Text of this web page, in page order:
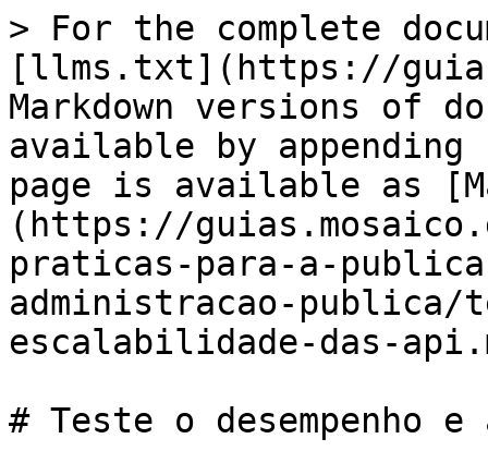
> For the complete
[llms.txt](https://
Markdown versions of
available by
page is available as
(https://
praticas-para-a-
administracao-publica/
escalabilidade-das-
# Teste o desempenho